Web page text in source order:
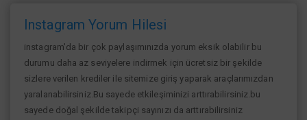
Instagram Yorum Hilesi
instagram'da bir çok paylaşımınızda yorum eksik olabilir bu
durumu daha az seviyelere indirmek için ücretsiz bir şekilde
sizlere verilen krediler ile sitemize giriş yaparak araçlarımızdan
yaralanabilirsiniz.Bu sayede etkileşiminizi arttırabilirsiniz.bu
sayede doğal şekilde takipçi sayınızı da arttırabilirsiniz